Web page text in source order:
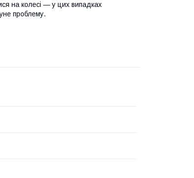
на колесі — у цих випадках
проблему.